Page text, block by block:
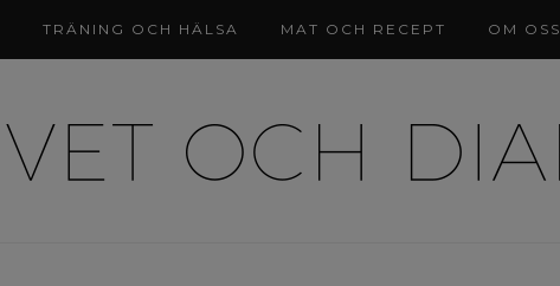
TRÄNING OCH HÄLSA MAT OCH RECEPT OM OSS